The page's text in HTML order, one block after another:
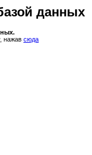
данных
нажав сюда